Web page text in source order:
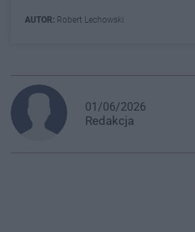
AUTOR: Robert Lechowski
01/06/2026
Redakcja